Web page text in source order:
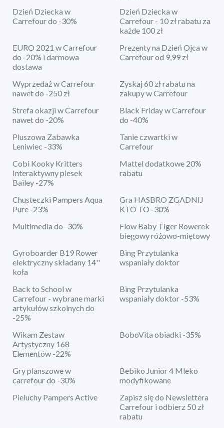
Dzień Dziecka w
Carrefour do -30%
Dzień Dziecka w
Carrefour - 10 zł rabatu za
każde 100 zł
EURO 2021 w Carrefour
do -20% i darmowa
dostawa
Prezenty na Dzień Ojca w
Carrefour od 9,99 zł
Wyprzedaż w Carrefour
nawet do -250 zł
Zyskaj 60 zł rabatu na
zakupy w Carrefour
Strefa okazji w Carrefour
nawet do -20%
Black Friday w Carrefour
do -40%
Pluszowa Zabawka
Leniwiec -33%
Tanie czwartki w
Carrefour
Cobi Kooky Kritters
Interaktywny piesek
Bailey -27%
Mattel dodatkowe 20%
rabatu
Chusteczki Pampers Aqua
Pure -23%
Gra HASBRO ZGADNIJ
KTO TO -30%
Multimedia do -30%
Flow Baby Tiger Rowerek
biegowy różowo-miętowy
Gyroboarder B19 Rower
elektryczny składany 14''
koła
Bing Przytulanka
wspaniały doktor
Back to School w
Carrefour - wybrane marki
artykułów szkolnych do
-25%
Bing Przytulanka
wspaniały doktor -53%
Wikam Zestaw
Artystyczny 168
Elementów -22%
BoboVita obiadki -35%
Gry planszowe w
carrefour do -30%
Bebiko Junior 4 Mleko
modyfikowane
Pieluchy Pampers Active
Zapisz się do Newslettera
Carrefour i odbierz 50 zł
rabatu